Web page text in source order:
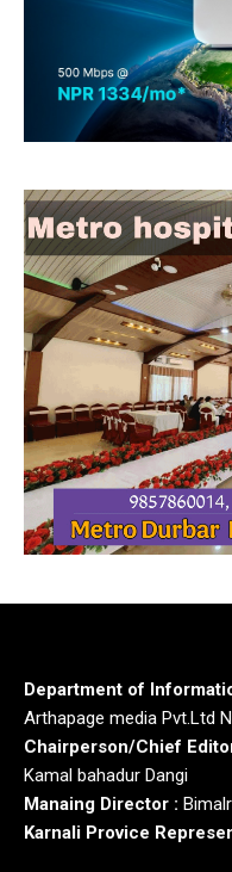
Department of
Arthapage media Pvt.Ltd
Chairperson/Chief
Kamal bahadur Dangi
Manaing Director :
Karnali Provice